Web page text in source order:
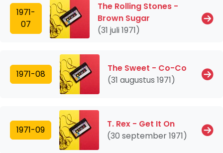
1971-
07
The Rolling Stones -
Brown Sugar
(31 juli 1971)
1971-08
The Sweet - Co-Co
(31 augustus 1971)
1971-09
T. Rex - Get It On
(30 september 1971)